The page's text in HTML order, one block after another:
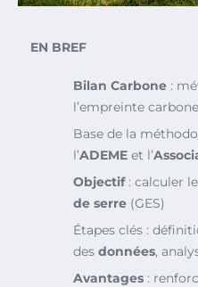
EN BREF
Bilan Carbone :
l’empreinte carbone
Base de la
l’ADEME et l’
Objectif: calculer
de serre (GES)
Étapes clés :
des données,
Avantages :